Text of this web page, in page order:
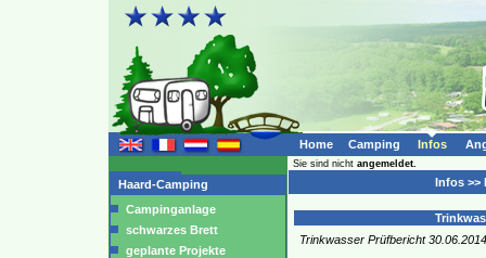
Home Camping Infos
Haard-Camping
Campinganlage
schwarzes Brett
geplante Projekte
Sie sind nicht angemeldet.
Infos >>
Trinkwasser Prüfbericht 30.06.2014